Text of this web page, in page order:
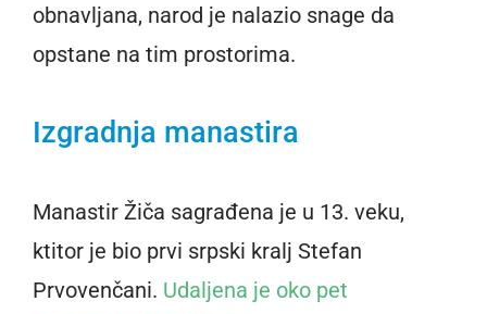
obnavljana, narod je nalazio snage da
opstane na tim prostorima.
Izgradnja manastira
Manastir Žiča sagrađena je u 13. veku,
ktitor je bio prvi srpski kralj Stefan
Prvovenčani. Udaljena je oko pet